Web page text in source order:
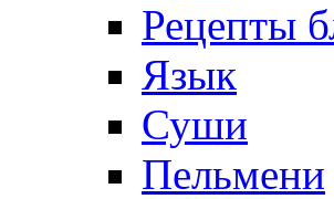
Рецепты
Язык
Суши
Пельмени